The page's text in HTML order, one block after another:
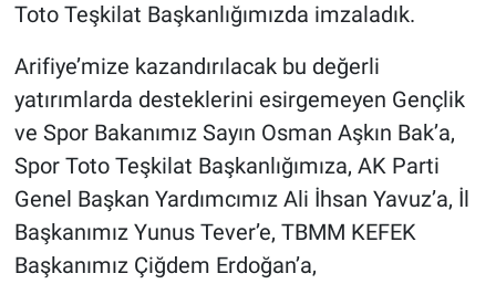
Toto Teşkilat Başkanlığımızda imzaladık.
Arifiye’mize kazandırılacak bu değerli
yatırımlarda desteklerini esirgemeyen Gençlik
ve Spor Bakanımız Sayın Osman Aşkın Bak’a,
Spor Toto Teşkilat Başkanlığımıza, AK Parti
Genel Başkan Yardımcımız Ali İhsan Yavuz’a, İl
Başkanımız Yunus Tever’e, TBMM KEFEK
Başkanımız Çiğdem Erdoğan’a,